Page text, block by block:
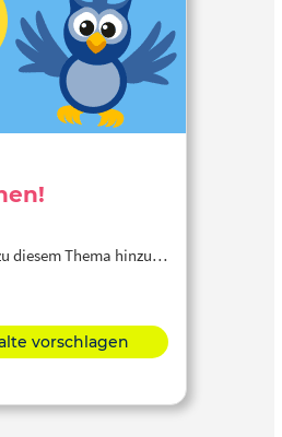
diesem Thema hinzu…
vorschlagen